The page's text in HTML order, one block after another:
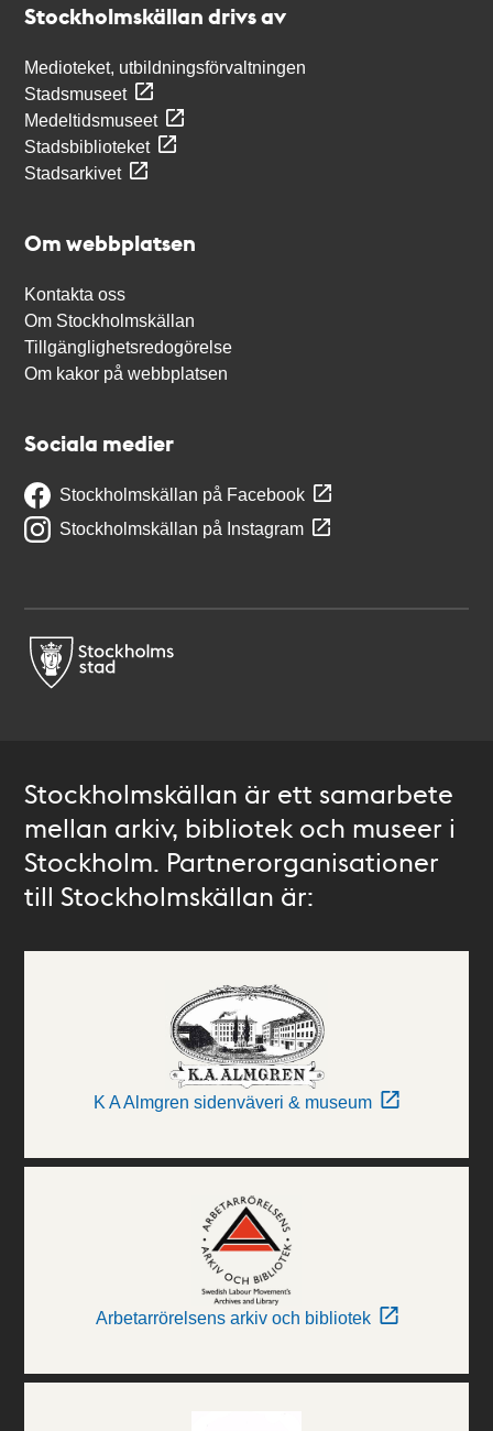
Stockholmskällan drivs av
Medioteket, utbildningsförvaltningen
Stadsmuseet
Medeltidsmuseet
Stadsbiblioteket
Stadsarkivet
Om webbplatsen
Kontakta oss
Om Stockholmskällan
Tillgänglighetsredogörelse
Om kakor på webbplatsen
Sociala medier
Stockholmskällan på Facebook
Stockholmskällan på Instagram
Stockholmskällan är ett samarbete
mellan arkiv, bibliotek och museer i
Stockholm. Partnerorganisationer
till Stockholmskällan är:
K A Almgren sidenväveri & museum
Arbetarrörelsens arkiv och bibliotek